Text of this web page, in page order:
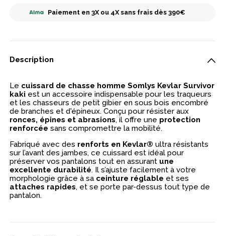
Paiement en 3X ou 4X sans frais dès 390€
Description
Le cuissard de chasse homme Somlys Kevlar Survivor
kaki est un accessoire indispensable pour les traqueurs
et les chasseurs de petit gibier en sous bois encombré
de branches et d'épineux. Conçu pour résister aux
ronces, épines et abrasions, il offre une protection
renforcée sans compromettre la mobilité.
Fabriqué avec des renforts en Kevlar® ultra résistants
sur l’avant des jambes, ce cuissard est idéal pour
préserver vos pantalons tout en assurant une
excellente durabilité. Il s’ajuste facilement à votre
morphologie grâce à sa ceinture réglable et ses
attaches rapides, et se porte par-dessus tout type de
pantalon.